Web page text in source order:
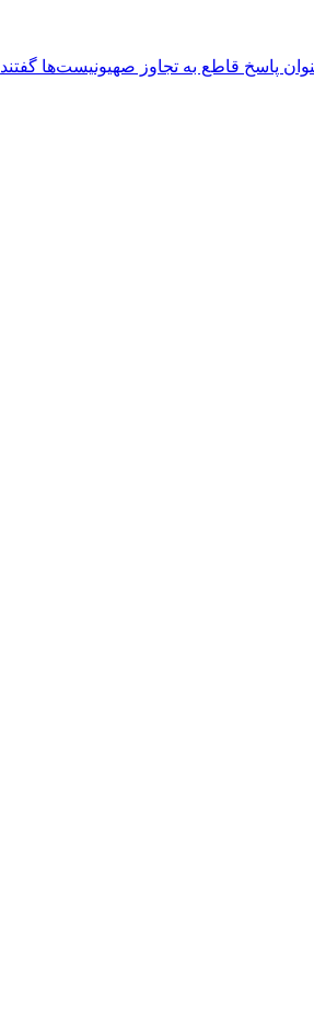
پاسخ قاطع به تجاوز صهیونیست‌ها گفتند